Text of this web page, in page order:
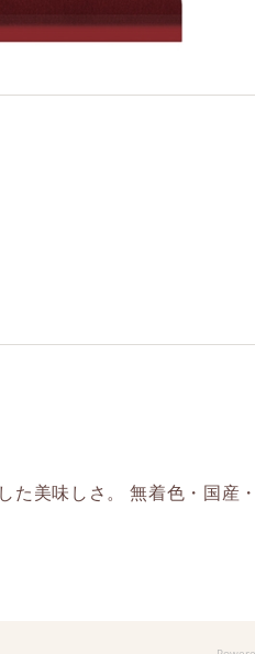
た美味しさ。 無着色・国産